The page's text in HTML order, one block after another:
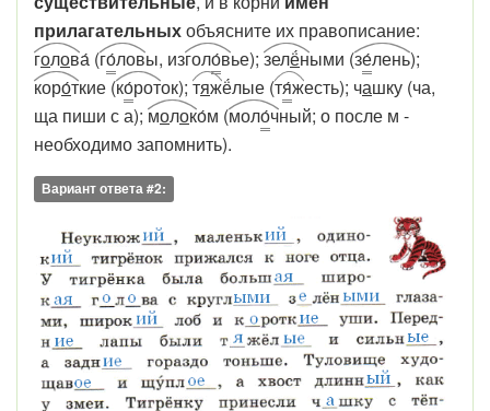
прилагательныхобъясните их правописание:
голова́ (го́ловы, изголо́вье); зелё́ными (зе́лень);
коро́ткие (ко́роток); тяжё́лые (тя́жесть); чашку (ча,
ща пиши с а); молоко́м (моло́чный; о после м -
необходимо запомнить).
Вариант ответа #2: